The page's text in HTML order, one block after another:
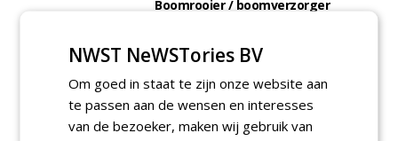
Boomrooier / boomverzorger
Proefveldmedewerker/
Chauffeur
landbouwmachines bij DSV
zaden Nederland B.V.
06-08-2026, Ven-Zelderheide
NWST NeWSTories BV
Om goed in staat te zijn onze website aan
te passen aan de wensen en interesses
van de bezoeker, maken wij gebruik van